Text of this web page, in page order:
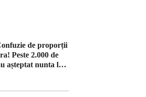
de proporții
Peste 2.000 de
așteptat nunta lui